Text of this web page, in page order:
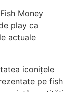
Money
play ca
actuale
iconițele
pe fish